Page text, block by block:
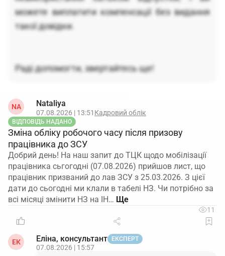
можете виплатити компенсації без видання
такої довідки.
Раді допомогти, звертайтесь ще!
NA Nataliya
07.08.2026 | 13:51 Кадровий облік
ВІДПОВІДЬ НАДАНО
Зміна обліку робочого часу після призову
працівника до ЗСУ
Добрий день! На наш запит до ТЦК щодо мобілізації
працівника сьгогодні (07.08.2026) прийшов лист, що
працівник призваний до лав ЗСУ з 25.03.2026. З цієї
дати до сьогодні ми клали в табелі НЗ. Чи потрібно за
всі місяці змінити НЗ на ІН…
11
ЕК Еліна, консультант ЕКСПЕРТ
07.08.2026 | 15:57